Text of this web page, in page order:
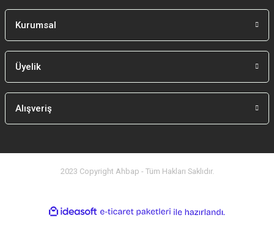
Kurumsal
Üyelik
Alışveriş
2023 Copyright Ahbap - Tüm Hakları Saklıdır.
ideasoft
e-